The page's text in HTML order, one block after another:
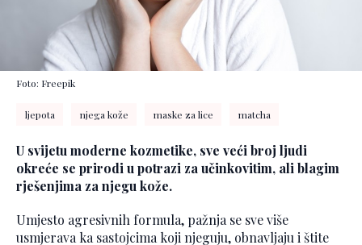
Foto: Freepik
ljepota njega kože maske za lice matcha
U svijetu moderne kozmetike, sve veći broj ljudi
okreće se prirodi u potrazi za učinkovitim, ali blagim
rješenjima za njegu kože.
Umjesto agresivnih formula, pažnja se sve više
usmjerava ka sastojcima koji njeguju, obnavljaju i štite